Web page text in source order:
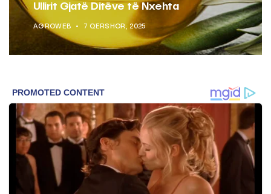
Ullirit Gjatë Ditëve të Nxehta
AGROWEB 7 QERSHOR, 2025